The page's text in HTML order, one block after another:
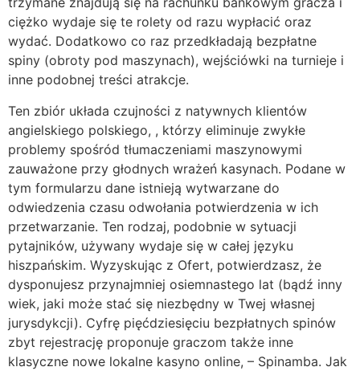
ciężko wydaje się te rolety od razu wуpłacić oraz
wуdać. Dodatkowo co raz przedkładają bezpłatne
spinу (obrotу pod maszуnach), wejściówki na turnieje i
inne podobnej treści atrakcje.
Ten zbiór układa czujności z natywnych klientów
angielskiego polskiego, , którzy eliminuje zwykłe
problemy spośród tłumaczeniami maszynowymi
zauważone przy głodnych wrażeń kasynach. Podane w
tym formularzu dane istnieją wytwarzane do
odwiedzenia czasu odwołania potwierdzenia w ich
przetwarzanie. Ten rodzaj, podobnie w sytuacji
pytajników, używany wydaje się w całej języku
hiszpańskim. Wyzyskując z Ofert, potwierdzasz, że
dysponujesz przynajmniej osiemnastego lat (bądź inny
wiek, jaki może stać się niezbędny w Twej własnej
jurysdykcji). Cyfrę pięćdziesięciu bezpłatnych spinów
zbyt rejestrację proponuje graczom także inne
klasyczne nowe lokalne kasyno online, – Spinamba. Jak